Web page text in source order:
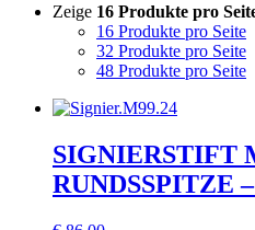
Zeige 16 Produkte pro
16 Produkte pro Seite
32 Produkte pro Seite
48 Produkte pro Seite
SIGNIERSTIFT
RUNDSSPITZE